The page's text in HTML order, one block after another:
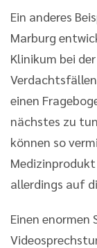
Ein anderes
Marburg
Klinikum bei
einen
nächstes zu
können so
allerdings auf
Einen enormen